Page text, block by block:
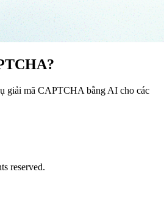
giải mã CAPTCHA bằng AI cho các
reserved.